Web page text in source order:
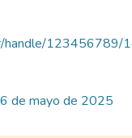
handle/123456789/
de mayo de 2025